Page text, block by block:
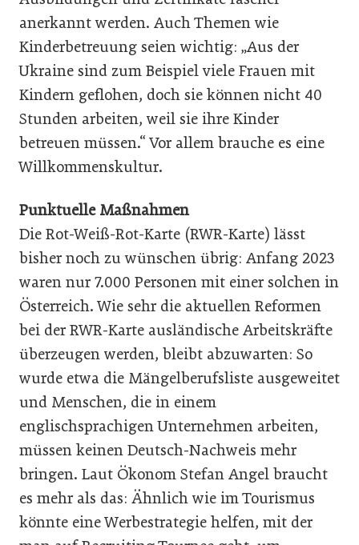
anerkannt werden. Auch Themen wie
Kinderbetreuung seien wichtig: „Aus der
Ukraine sind zum Beispiel viele Frauen mit
Kindern geflohen, doch sie können nicht 40
Stunden arbeiten, weil sie ihre Kinder
betreuen müssen.“ Vor allem brauche es eine
Willkommenskultur.
Punktuelle Maßnahmen
Die Rot-Weiß-Rot-Karte (RWR-Karte) lässt
bisher noch zu wünschen übrig: Anfang 2023
waren nur 7.000 Personen mit einer solchen in
Österreich. Wie sehr die aktuellen Reformen
bei der RWR-Karte ausländische Arbeitskräfte
überzeugen werden, bleibt abzuwarten: So
wurde etwa die Mängelberufsliste ausgeweitet
und Menschen, die in einem
englischsprachigen Unternehmen arbeiten,
müssen keinen Deutsch-Nachweis mehr
bringen. Laut Ökonom Stefan Angel braucht
es mehr als das: Ähnlich wie im Tourismus
könnte eine Werbestrategie helfen, mit der